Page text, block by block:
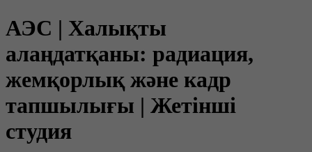
АЭС | Халықты
алаңдатқаны: радиация,
жемқорлық және кадр
тапшылығы | Жетінші
студия